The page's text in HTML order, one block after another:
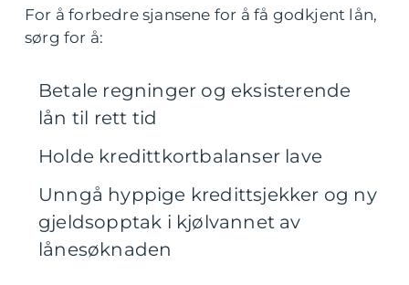
For å forbedre sjansene for å få godkjent lån,
sørg for å:
Betale regninger og eksisterende
lån til rett tid
Holde kredittkortbalanser lave
Unngå hyppige kredittsjekker og ny
gjeldsopptak i kjølvannet av
lånesøknaden